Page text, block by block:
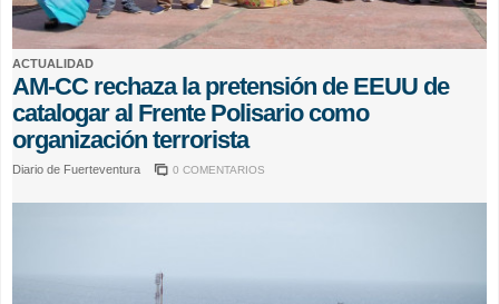
ACTUALIDAD
AM-CC rechaza la pretensión de EEUU de
catalogar al Frente Polisario como
organización terrorista
Diario de Fuerteventura 0 COMENTARIOS